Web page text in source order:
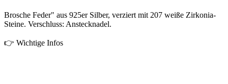
Brosche Feder" aus 925er Silber, verziert mit 207 weiße Zirkonia-
Steine. Verschluss: Anstecknadel.
👉 Wichtige Infos